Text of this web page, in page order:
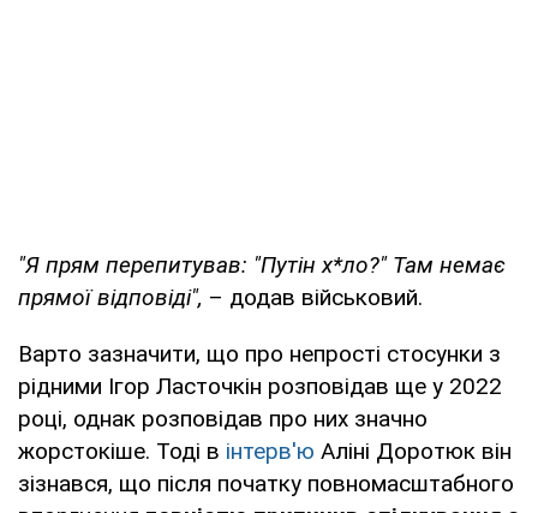
"Я прям перепитував: "Путін х*ло?" Там немає
прямої відповіді", – додав військовий.
Варто зазначити, що про непрості стосунки з
рідними Ігор Ласточкін розповідав ще у 2022
році, однак розповідав про них значно
жорстокіше. Тоді в інтерв'ю Аліні Доротюк він
зізнався, що після початку повномасштабного